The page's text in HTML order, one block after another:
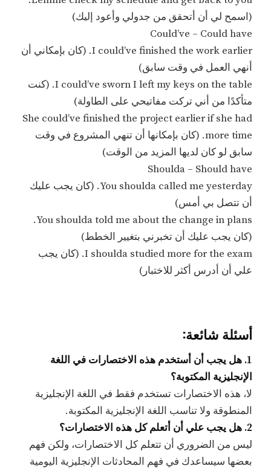
(اسمح لي أن أتحقق من جدولي وأعود إليك)
Could’ve – Could have
I could’ve finished the work earlier. (كان بإمكاني أن
أنهي العمل في وقت سابق)
I could’ve sworn I left my keys on the table. (كنت
متأكدًا من أني تركت مفاتيحي على الطاولة)
She could’ve finished the project earlier if she had
more time. (كان بإمكانها أن تنهي المشروع في وقت
سابق لو كان لديها المزيد من الوقت)
Shoulda – Should have
You shoulda called me yesterday. (كان يجب عليك
أن تتصل بي أمس)
You shoulda told me about the change in plans.
(كان يجب عليك أن تخبرني بتغيير الخطط)
I shoulda studied more for the exam. (كان يجب
علي أن أدرس أكثر للاختبار)
أسئلة شائعة:
1. هل يجب أن أستخدم هذه الاختصارات في اللغة
الإنجليزية المكتوبة؟
لا، هذه الاختصارات تستخدم فقط في اللغة الإنجليزية
المنطوقة ولا تناسب اللغة الإنجليزية المكتوبة.
2. هل يجب علي أن أتعلم كل هذه الاختصارات؟
ليس من الضروري أن تتعلم كل الاختصارات، ولكن فهم
بعضها سيساعدك في فهم المحادثات الإنجليزية اليومية